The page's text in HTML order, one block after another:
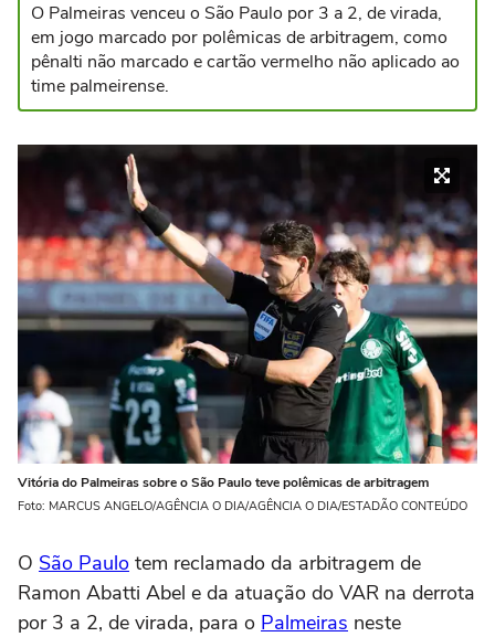
O Palmeiras venceu o São Paulo por 3 a 2, de virada,
em jogo marcado por polêmicas de arbitragem, como
pênalti não marcado e cartão vermelho não aplicado ao
time palmeirense.
Vitória do Palmeiras sobre o São Paulo teve polêmicas de arbitragem
Foto: MARCUS ANGELO/AGÊNCIA O DIA/AGÊNCIA O DIA/ESTADÃO CONTEÚDO
O São Paulo tem reclamado da arbitragem de
Ramon Abatti Abel e da atuação do VAR na derrota
por 3 a 2, de virada, para o Palmeiras neste